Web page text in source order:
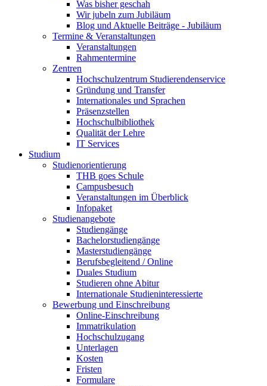
Was bisher geschah
Wir jubeln zum Jubiläum
Blog und Aktuelle Beiträge - Jubiläum
Termine & Veranstaltungen
Veranstaltungen
Rahmentermine
Zentren
Hochschulzentrum Studierendenservice
Gründung und Transfer
Internationales und Sprachen
Präsenzstellen
Hochschulbibliothek
Qualität der Lehre
IT Services
Studium
Studienorientierung
THB goes Schule
Campusbesuch
Veranstaltungen im Überblick
Infopaket
Studienangebote
Studiengänge
Bachelorstudiengänge
Masterstudiengänge
Berufsbegleitend / Online
Duales Studium
Studieren ohne Abitur
Internationale Studieninteressierte
Bewerbung und Einschreibung
Online-Einschreibung
Immatrikulation
Hochschulzugang
Unterlagen
Kosten
Fristen
Formulare